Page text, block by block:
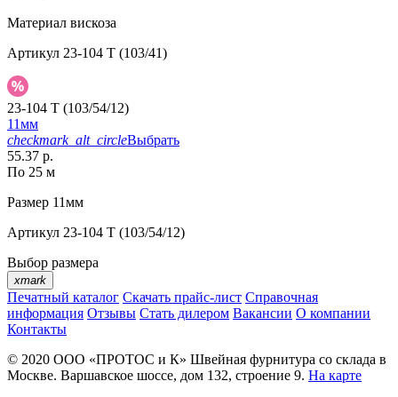
Материал вискоза
Артикул 23-104 T (103/41)
23-104 T (103/54/12)
11мм
checkmark_alt_circleВыбрать
55.37 р.
По 25 м
Размер 11мм
Артикул 23-104 T (103/54/12)
Выбор размера
xmark
Печатный каталог Скачать прайс-лист Справочная
информация Отзывы Стать дилером Вакансии О компании
Контакты
© 2020 ООО «ПРОТОС и К» Швейная фурнитура со склада в
Москве. Варшавское шоссе, дом 132, строение 9. На карте